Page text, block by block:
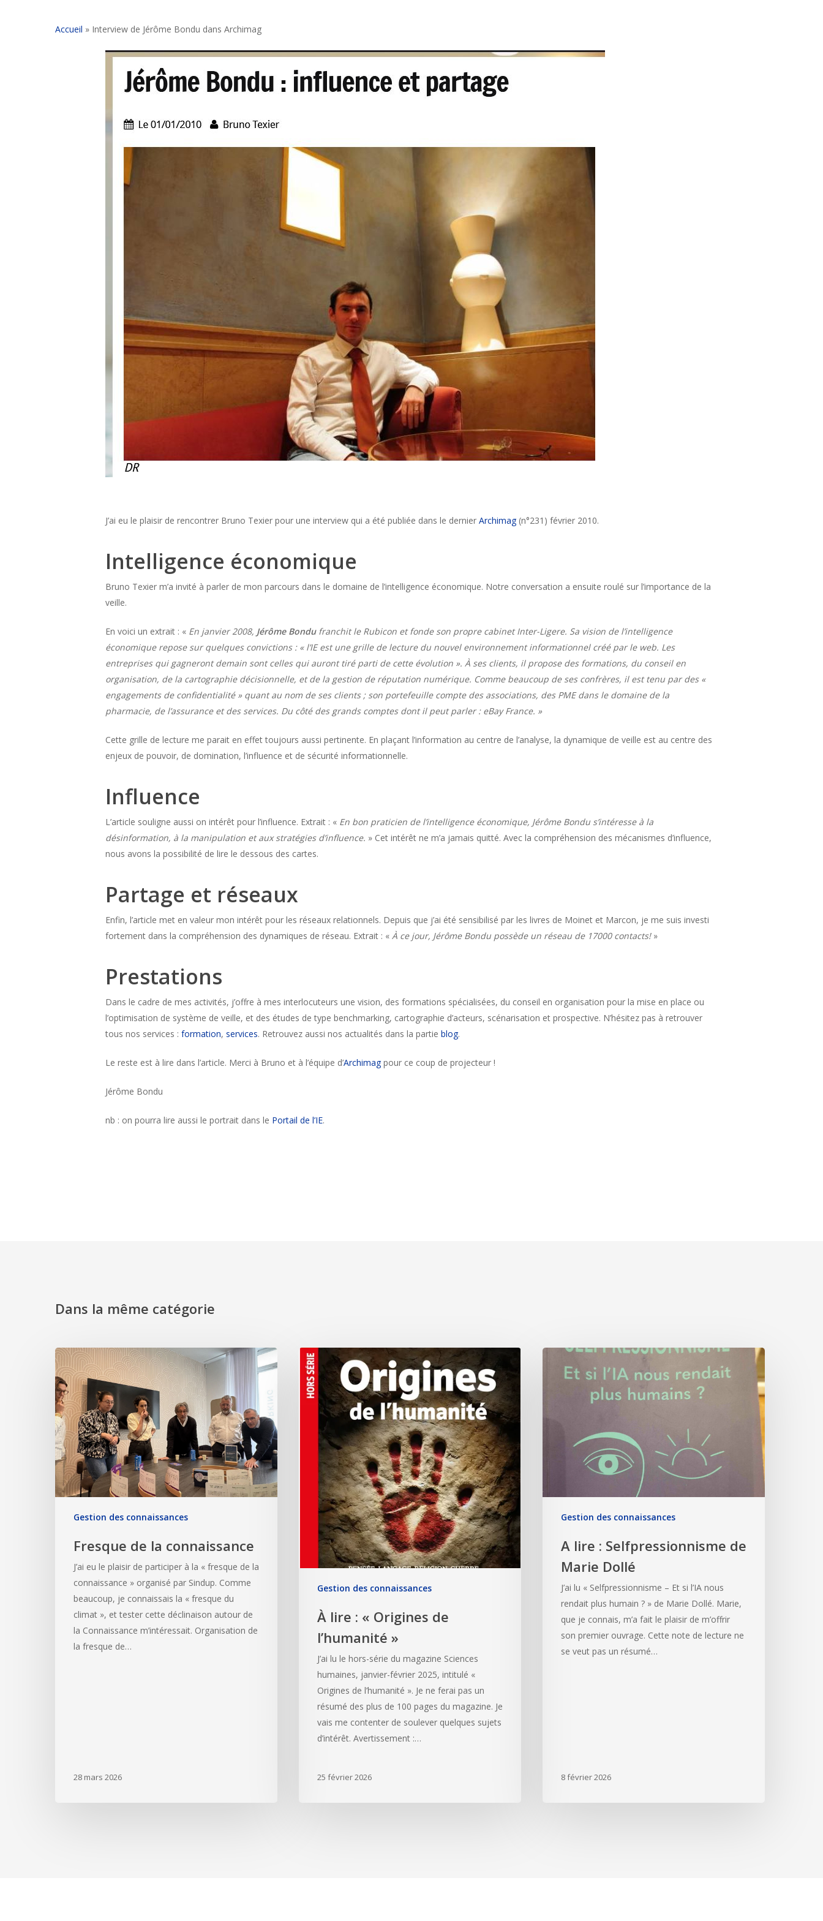
Accueil » Interview de Jérôme Bondu dans Archimag
J’ai eu le plaisir de rencontrer Bruno Texier pour une interview qui a été publiée dans le dernier Archimag (n°231) février 2010.
Intelligence économique
Bruno Texier m’a invité à parler de mon parcours dans le domaine de l’intelligence économique. Notre conversation a ensuite roulé sur l’importance de la
veille.
En voici un extrait : « En janvier 2008, Jérôme Bondufranchit le Rubicon et fonde son propre cabinet Inter-Ligere. Sa vision de l’intelligence
économique repose sur quelques convictions : « l’IE est une grille de lecture du nouvel environnement informationnel créé par le web. Les
entreprises qui gagneront demain sont celles qui auront tiré parti de cette évolution ». À ses clients, il propose des formations, du conseil en
organisation, de la cartographie décisionnelle, et de la gestion de réputation numérique. Comme beaucoup de ses confrères, il est tenu par des «
engagements de confidentialité » quant au nom de ses clients ; son portefeuille compte des associations, des PME dans le domaine de la
pharmacie, de l’assurance et des services. Du côté des grands comptes dont il peut parler : eBay France. »
Cette grille de lecture me parait en effet toujours aussi pertinente. En plaçant l’information au centre de l’analyse, la dynamique de veille est au centre des
enjeux de pouvoir, de domination, l’influence et de sécurité informationnelle.
Influence
L’article souligne aussi on intérêt pour l’influence. Extrait : « En bon praticien de l’intelligence économique, Jérôme Bondu s’intéresse à la
désinformation, à la manipulation et aux stratégies d’influence. » Cet intérêt ne m’a jamais quitté. Avec la compréhension des mécanismes d’influence,
nous avons la possibilité de lire le dessous des cartes.
Partage et réseaux
Enfin, l’article met en valeur mon intérêt pour les réseaux relationnels. Depuis que j’ai été sensibilisé par les livres de Moinet et Marcon, je me suis investi
fortement dans la compréhension des dynamiques de réseau. Extrait : « À ce jour, Jérôme Bondu possède un réseau de 17000 contacts!»
Prestations
Dans le cadre de mes activités, j’offre à mes interlocuteurs une vision, des formations spécialisées, du conseil en organisation pour la mise en place ou
l’optimisation de système de veille, et des études de type benchmarking, cartographie d’acteurs, scénarisation et prospective. N’hésitez pas à retrouver
tous nos services : formation, services. Retrouvez aussi nos actualités dans la partie blog.
Le reste est à lire dans l’article. Merci à Bruno et à l’équipe d’Archimagpour ce coup de projecteur !
Jérôme Bondu
nb : on pourra lire aussi le portrait dans le Portail de l’IE.
Dans la même catégorie
Gestion des connaissances
Fresque de la connaissance
J’ai eu le plaisir de participer à la « fresque de la
connaissance » organisé par Sindup. Comme
beaucoup, je connaissais la « fresque du
climat », et tester cette déclinaison autour de
la Connaissance m’intéressait. Organisation de
la fresque de…
28 mars 2026
Gestion des connaissances
À lire : « Origines de
l’humanité »
J’ai lu le hors-série du magazine Sciences
humaines, janvier-février 2025, intitulé «
Origines de l’humanité ». Je ne ferai pas un
résumé des plus de 100 pages du magazine. Je
vais me contenter de soulever quelques sujets
d’intérêt. Avertissement :…
25 février 2026
Gestion des connaissances
A lire : Selfpressionnisme de
Marie Dollé
J’ai lu « Selfpressionnisme – Et si l’IA nous
rendait plus humain ? » de Marie Dollé. Marie,
que je connais, m’a fait le plaisir de m’offrir
son premier ouvrage. Cette note de lecture ne
se veut pas un résumé…
8 février 2026